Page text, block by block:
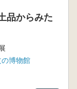
品からみた
博物館